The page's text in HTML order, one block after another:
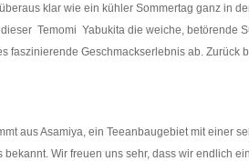
klar wie ein kühler Sommertag ganz in
Temomi Yabukita die weiche,
faszinierende Geschmackserlebnis ab. Zurück
aus Asamiya, ein Teeanbaugebiet mit einer
Wir freuen uns sehr, dass wir endlich